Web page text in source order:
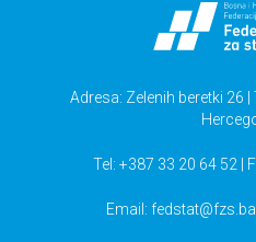
Adresa: Zelenih beretki 26
Tel: +387 33 20 64 52 |
Email: fedstat@fzs.ba